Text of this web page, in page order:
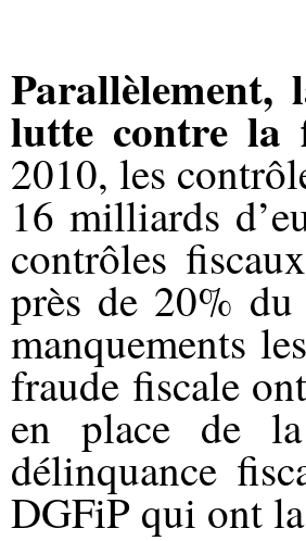
Parallèlement,
lutte contre la
2010, les
16 milliards
contrôles
près de 20%
manquements
fraude fiscale
en place de
délinquance
DGFiP qui ont